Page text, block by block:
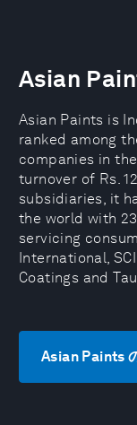
Asian
Asian Paints is
ranked among
companies in
turnover of Rs.
subsidiaries, it
the world with
servicing
International,
Coatings and
Asian Paints